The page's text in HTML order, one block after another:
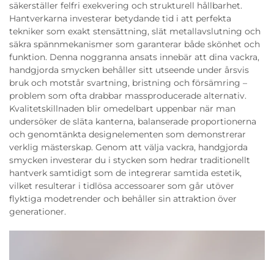
säkerställer felfri exekvering och strukturell hållbarhet.
Hantverkarna investerar betydande tid i att perfekta
tekniker som exakt stensättning, slät metallavslutning och
säkra spännmekanismer som garanterar både skönhet och
funktion. Denna noggranna ansats innebär att dina vackra,
handgjorda smycken behåller sitt utseende under årsvis
bruk och motstår svartning, bristning och försämring –
problem som ofta drabbar massproducerade alternativ.
Kvalitetskillnaden blir omedelbart uppenbar när man
undersöker de släta kanterna, balanserade proportionerna
och genomtänkta designelementen som demonstrerar
verklig mästerskap. Genom att välja vackra, handgjorda
smycken investerar du i stycken som hedrar traditionellt
hantverk samtidigt som de integrerar samtida estetik,
vilket resulterar i tidlösa accessoarer som går utöver
flyktiga modetrender och behåller sin attraktion över
generationer.